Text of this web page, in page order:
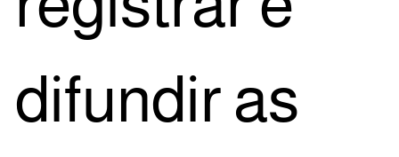
difun­dir as